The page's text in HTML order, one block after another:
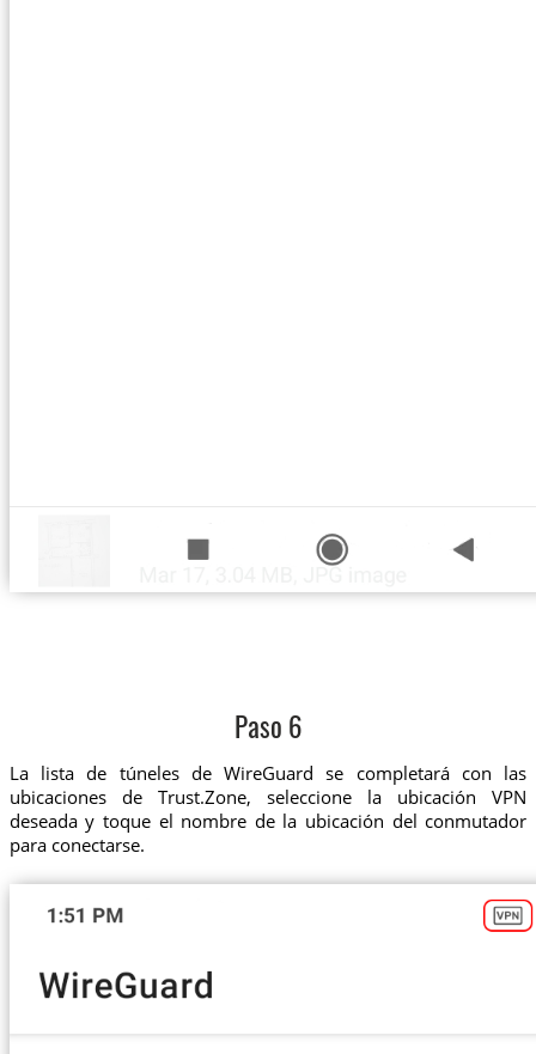
Paso 6
La lista de túneles de WireGuard se completará con las
ubicaciones de Trust.Zone, seleccione la ubicación VPN
deseada y toque el nombre de la ubicación del conmutador
para conectarse.